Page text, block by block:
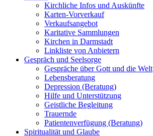
Kirchliche Infos und Auskünfte
Karten-Vorverkauf
Verkaufsangebot
Karitative Sammlungen
Kirchen in Darmstadt
Linkliste von Anbietern
Gespräch und Seelsorge
Gespräche über Gott und die Welt
Lebensberatung
Depression (Beratung)
Hilfe und Unterstützung
Geistliche Begleitung
Trauernde
Patientenverfügung (Beratung)
Spiritualität und Glaube